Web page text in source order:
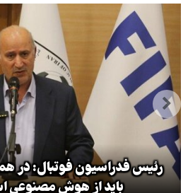
رئیس فدراسیون فوتبال: در
باید از هوش مصنوعی